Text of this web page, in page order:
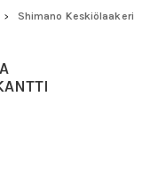
>
Shimano Keskiölaakeri